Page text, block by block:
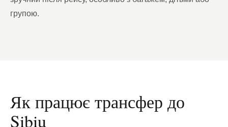
групою.
Як працює трансфер до
Sibiu